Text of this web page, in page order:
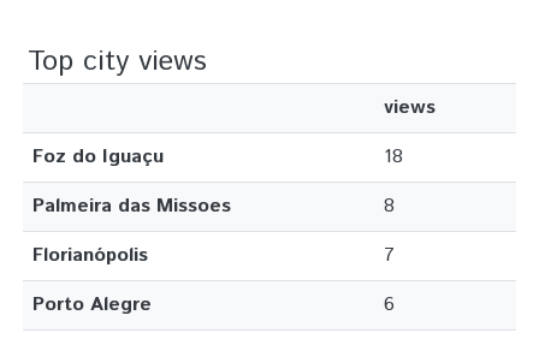
Top city views
views
Foz do Iguaçu
18
Palmeira das Missoes
8
Florianópolis
7
Porto Alegre
6